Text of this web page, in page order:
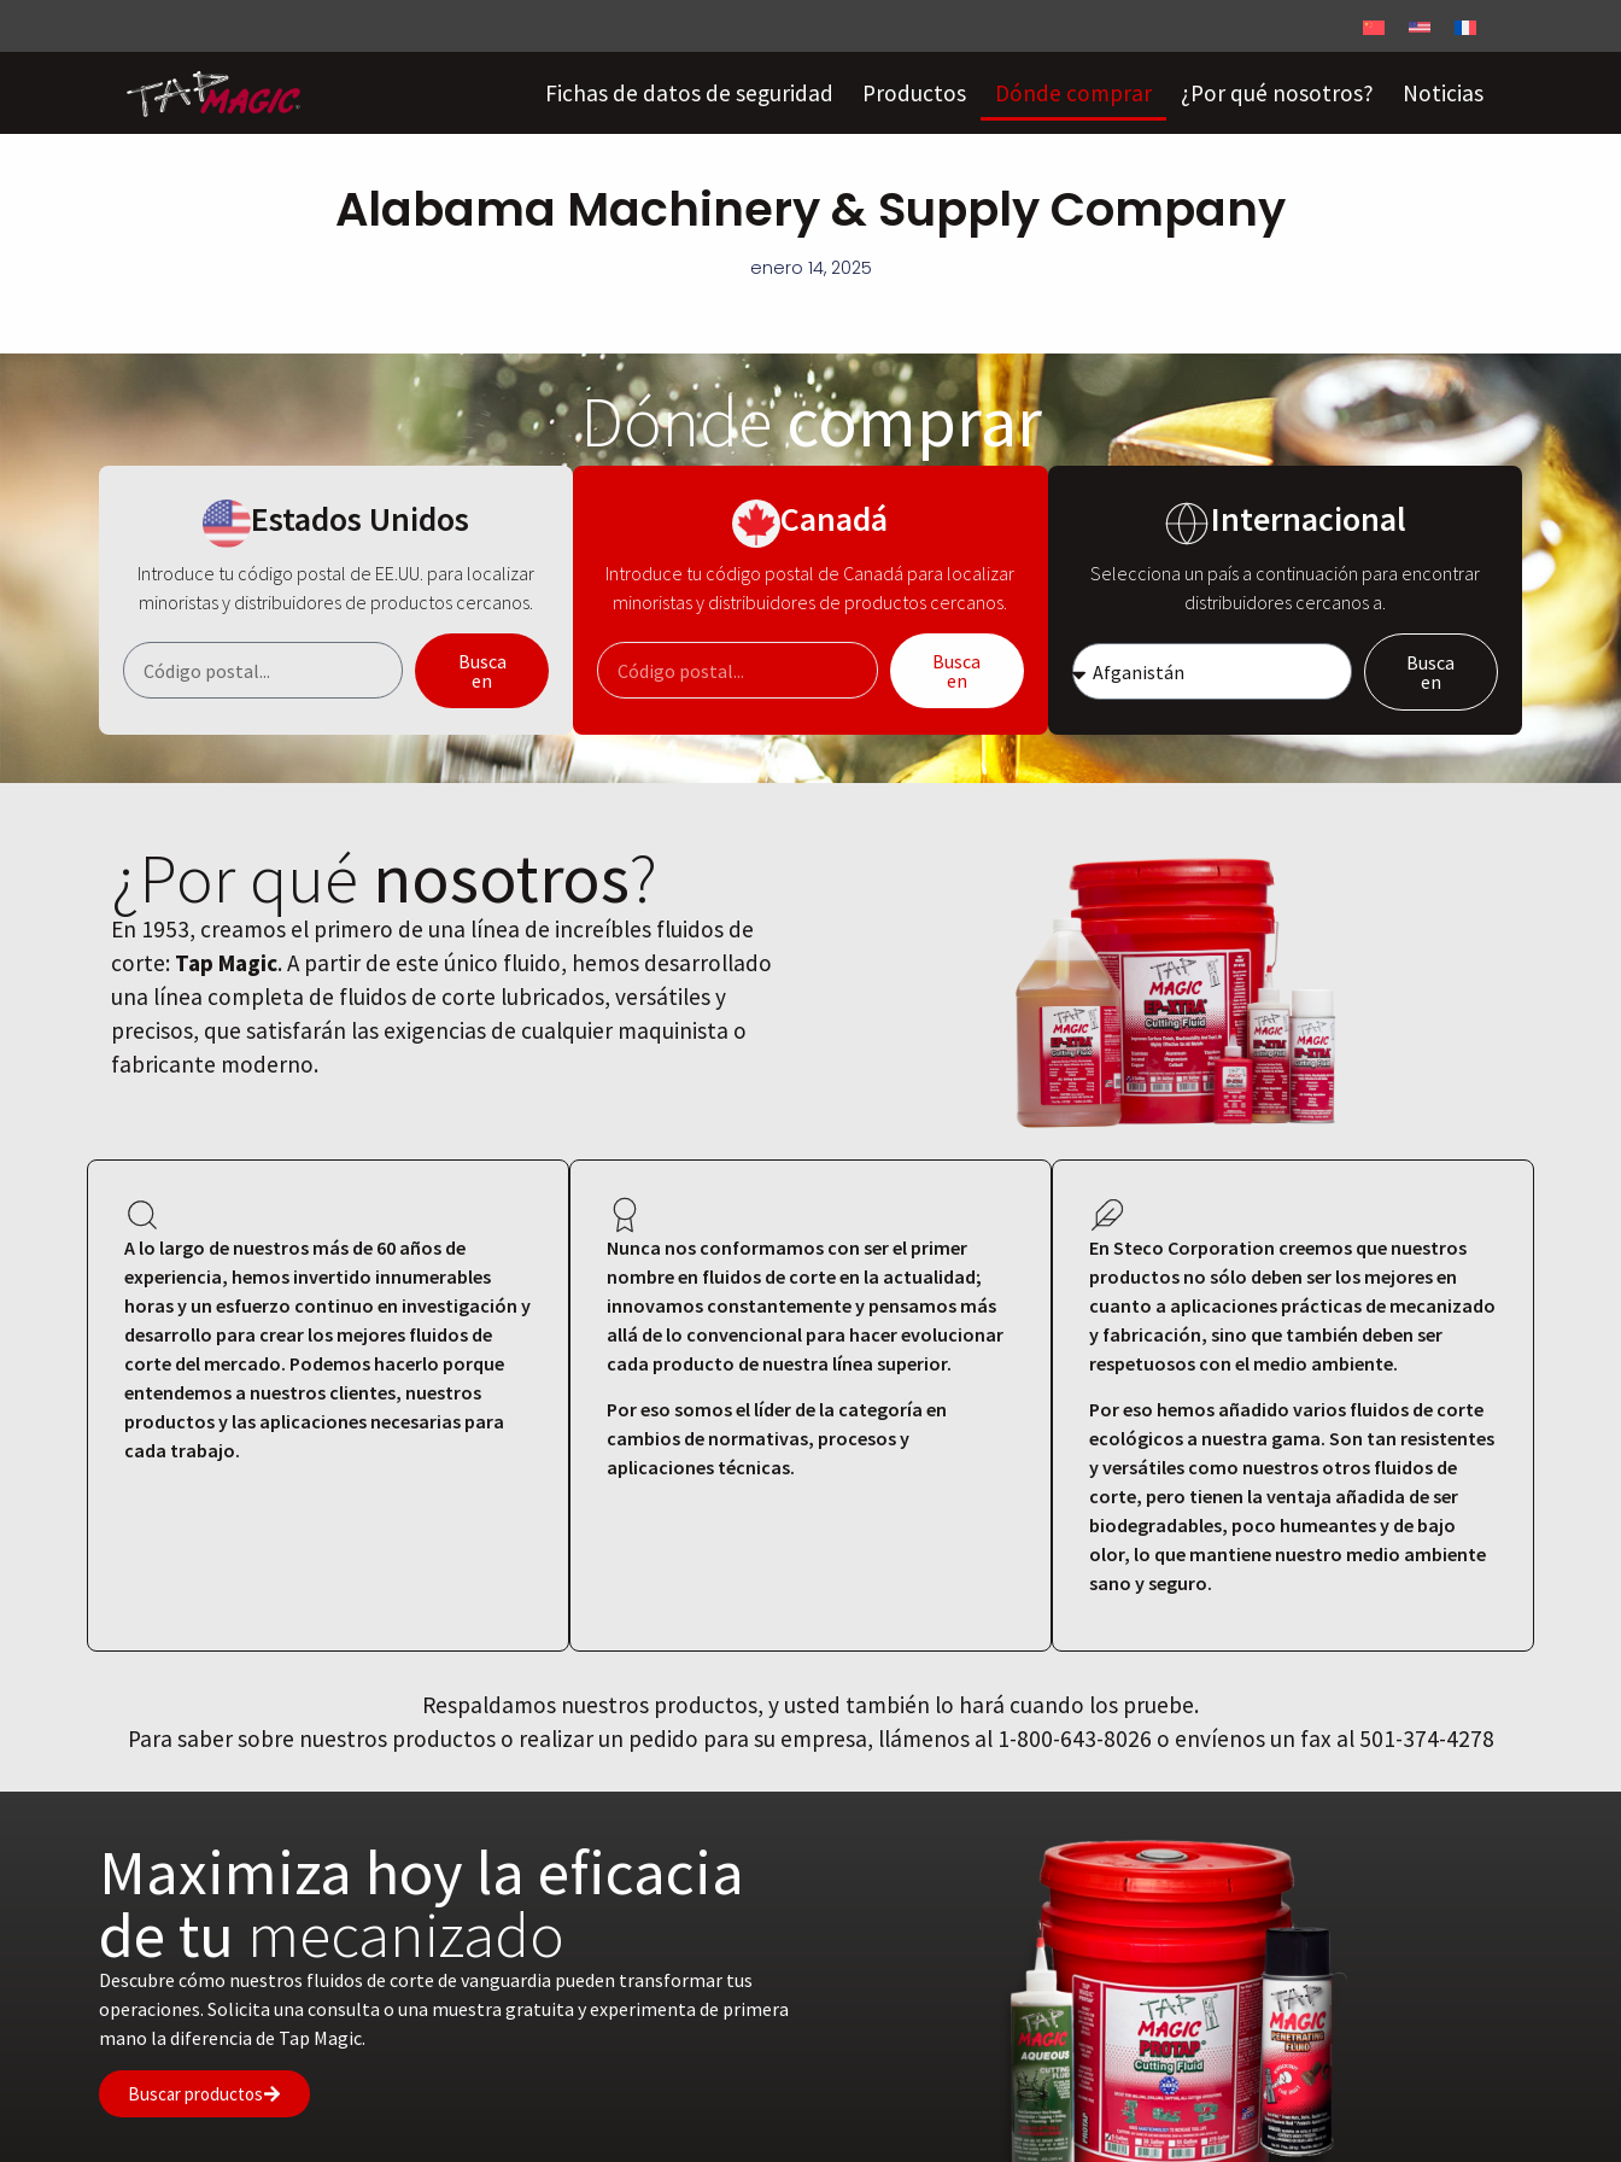
Fichas de datos de seguridad Productos Dónde comprar ¿Por qué nosotros? Noticias
Alabama Machinery & Supply Company
enero 14, 2025
Dóndecomprar
Estados Unidos
Introduce tu código postal de EE.UU. para localizar
minoristas y distribuidores de productos cercanos.
Busca
en
Canadá
Introduce tu código postal de Canadá para localizar
minoristas y distribuidores de productos cercanos.
Busca
en
Internacional
Selecciona un país a continuación para encontrar
distribuidores cercanos a.
Busca
en
¿Por qué nosotros?
En 1953, creamos el primero de una línea de increíbles fluidos de
corte: Tap Magic. A partir de este único fluido, hemos desarrollado
una línea completa de fluidos de corte lubricados, versátiles y
precisos, que satisfarán las exigencias de cualquier maquinista o
fabricante moderno.
A lo largo de nuestros más de 60 años de
experiencia, hemos invertido innumerables
horas y un esfuerzo continuo en investigación y
desarrollo para crear los mejores fluidos de
corte del mercado. Podemos hacerlo porque
entendemos a nuestros clientes, nuestros
productos y las aplicaciones necesarias para
cada trabajo.
Nunca nos conformamos con ser el primer
nombre en fluidos de corte en la actualidad;
innovamos constantemente y pensamos más
allá de lo convencional para hacer evolucionar
cada producto de nuestra línea superior.
Por eso somos el líder de la categoría en
cambios de normativas, procesos y
aplicaciones técnicas.
En Steco Corporation creemos que nuestros
productos no sólo deben ser los mejores en
cuanto a aplicaciones prácticas de mecanizado
y fabricación, sino que también deben ser
respetuosos con el medio ambiente.
Por eso hemos añadido varios fluidos de corte
ecológicos a nuestra gama. Son tan resistentes
y versátiles como nuestros otros fluidos de
corte, pero tienen la ventaja añadida de ser
biodegradables, poco humeantes y de bajo
olor, lo que mantiene nuestro medio ambiente
sano y seguro.
Respaldamos nuestros productos, y usted también lo hará cuando los pruebe.
Para saber sobre nuestros productos o realizar un pedido para su empresa, llámenos al 1-800-643-8026 o envíenos un fax al 501-374-4278
Maximiza hoy la eficacia
de tu mecanizado
Descubre cómo nuestros fluidos de corte de vanguardia pueden transformar tus
operaciones. Solicita una consulta o una muestra gratuita y experimenta de primera
mano la diferencia de Tap Magic.
Buscar productos